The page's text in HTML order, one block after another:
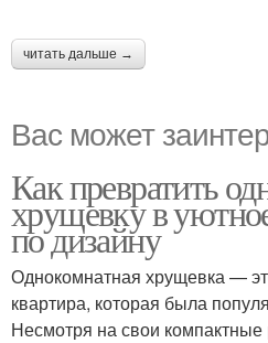
читать дальше →
Вас может
Как превратить
хрущевку в
по дизайну
Однокомнатная хрущевка —
квартира, которая была
Несмотря на свои